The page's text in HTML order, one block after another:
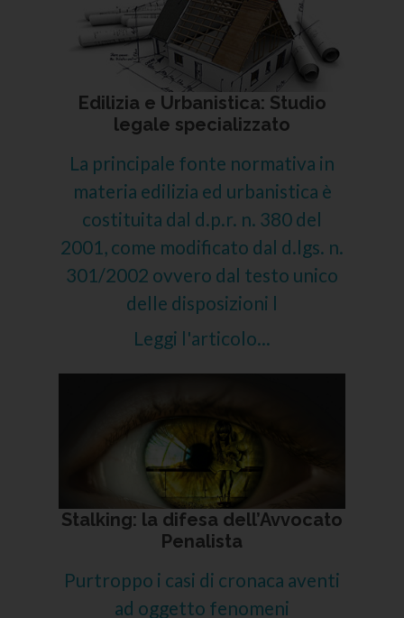
Edilizia e Urbanistica: Studio
legale specializzato
La principale fonte normativa in
materia edilizia ed urbanistica è
costituita dal d.p.r. n. 380 del
2001, come modificato dal d.lgs. n.
301/2002 ovvero dal testo unico
delle disposizioni l
Leggi l'articolo...
Stalking: la difesa dell’Avvocato
Penalista
Purtroppo i casi di cronaca aventi
ad oggetto fenomeni